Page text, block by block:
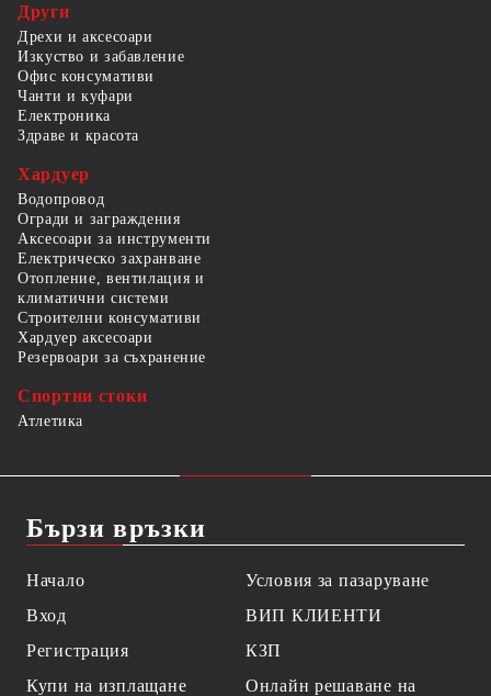
Други
Дрехи и аксесоари
Изкуство и забавление
Офис консумативи
Чанти и куфари
Електроника
Здраве и красота
Хардуер
Водопровод
Огради и заграждения
Аксесоари за инструменти
Електрическо захранване
Отопление, вентилация и
климатични системи
Строителни консумативи
Хардуер аксесоари
Резервоари за съхранение
Спортни стоки
Атлетика
Бързи връзки
Начало
Вход
Регистрация
Купи на изплащане
Условия за пазаруване
ВИП КЛИЕНТИ
КЗП
Онлайн решаване на